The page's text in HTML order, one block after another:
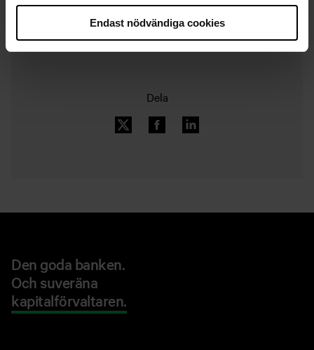
Endast nödvändiga cookies
Dela
Den goda banken.
Och suveräna
kapitalförvaltaren.